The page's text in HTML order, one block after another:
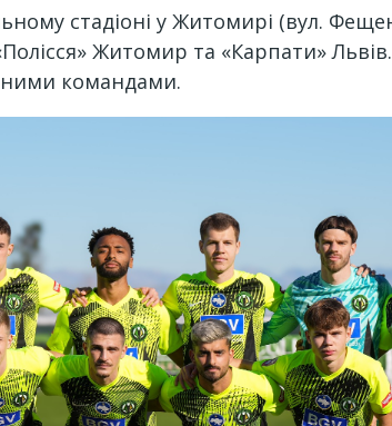
стадіоні у Житомирі (вул.
Житомир та «Карпати»
командами.